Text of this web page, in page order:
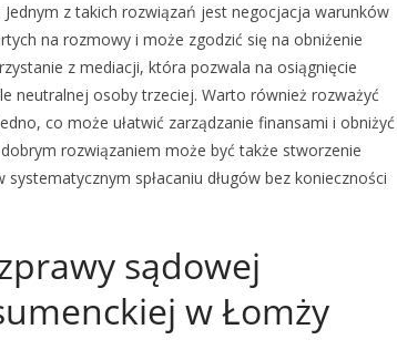
z takich rozwiązań jest negocjacja warunków
na rozmowy i może zgodzić się na obniżenie
z mediacji, która pozwala na osiągnięcie
neutralnej osoby trzeciej. Warto również rozważyć
co może ułatwić zarządzanie finansami i obniżyć
rozwiązaniem może być także stworzenie
spłacaniu długów bez konieczności
sądowej
w Łomży